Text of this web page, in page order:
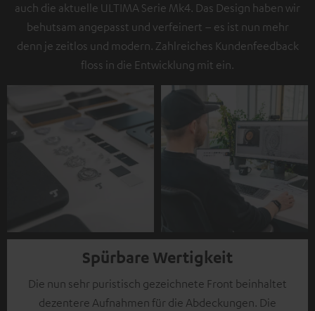
auch die aktuelle ULTIMA Serie Mk4. Das Design haben wir
behutsam angepasst und verfeinert – es ist nun mehr
denn je zeitlos und modern. Zahlreiches Kundenfeedback
floss in die Entwicklung mit ein.
Spürbare Wertigkeit
Die nun sehr puristisch gezeichnete Front beinhaltet
dezentere Aufnahmen für die Abdeckungen. Die